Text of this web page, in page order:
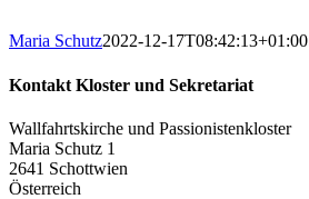
Maria Schutz2022-12-17T08:42:13+01:00
Kontakt Kloster und Sekretariat
Wallfahrtskirche und Passionistenkloster
Maria Schutz 1
2641 Schottwien
Österreich